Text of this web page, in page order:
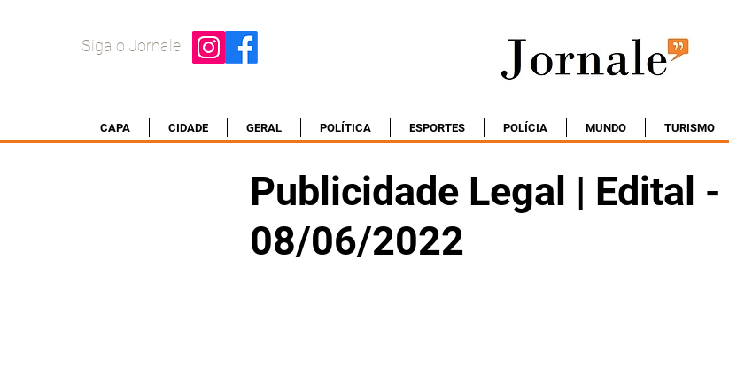
Siga o Jornale
CAPA CIDADE GERAL POLÍTICA ESPORTES POLÍCIA MUNDO TURISMO
Publicidade Legal | Edital -
08/06/2022